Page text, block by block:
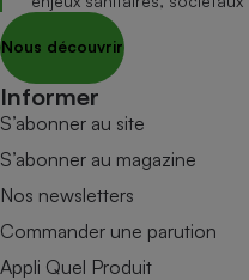
Nous découvrir
Informer
S’abonner au site
S’abonner au magazine
Nos newsletters
Commander une parution
Appli Quel Produit